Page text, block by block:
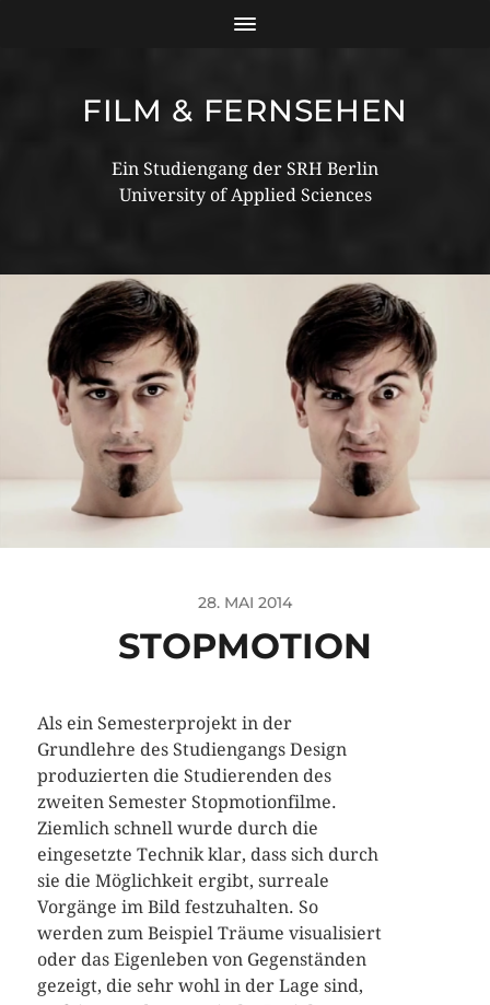
FILM & FERNSEHEN
Ein Studiengang der SRH Berlin
University of Applied Sciences
28. MAI 2014
STOPMOTION
Als ein Semesterprojekt in der
Grundlehre des Studiengangs Design
produzierten die Studierenden des
zweiten Semester Stopmotionfilme.
Ziemlich schnell wurde durch die
eingesetzte Technik klar, dass sich durch
sie die Möglichkeit ergibt, surreale
Vorgänge im Bild festzuhalten. So
werden zum Beispiel Träume visualisiert
oder das Eigenleben von Gegenständen
gezeigt, die sehr wohl in der Lage sind,